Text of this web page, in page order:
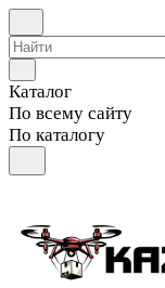
Каталог
По всему сайту
По каталогу